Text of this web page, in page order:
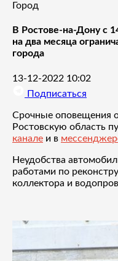
Город
В Ростове-на-Дону с
на два месяца
города
13-12-2022 10:02
Подписаться
Срочные оповещения
Ростовскую область
канале и в
Неудобства
работами по
коллектора и